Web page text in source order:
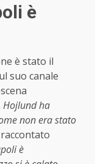
è
è stato il
suo canale
Hojlund ha
non era stato
è